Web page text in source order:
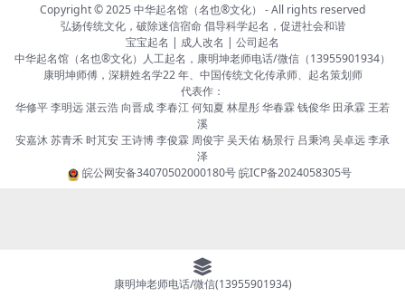
Copyright © 2025中华起名馆（名也®文化） - All rights reserved
弘扬传统文化，破除迷信宿命 倡导科学起名，促进社会和谐
宝宝起名 | 成人改名 | 公司起名
中华起名馆（名也®文化）人工起名，康明坤老师电话/微信（13955901934）
康明坤师傅，深耕姓名学22 年、中国传统文化传承师、起名策划师
代表作：
华修平 李明远 湛云浩 向晋成 李春江 何知夏 林星彤 华春霖 钱俊华 田承霖 王若
溪
安嘉沐 苏青禾 时芃安 王诗博 李俊霖 周俊宇 吴天佑 杨景行 吕秉鸿 吴卓远 李承
泽
皖公网安备34070502000180号皖ICP备2024058305号
康明坤老师电话/微信(13955901934)